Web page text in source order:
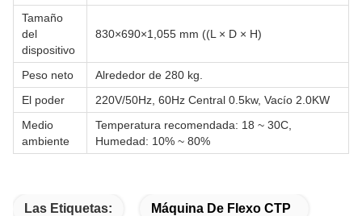
Tamaño
del
dispositivo
830×690×1,055 mm ((L × D × H)
Peso neto
Alrededor de 280 kg.
El poder
220V/50Hz, 60Hz Central 0.5kw, Vacío 2.0KW
Medio
ambiente
Temperatura recomendada: 18 ~ 30C,
Humedad: 10% ~ 80%
Las Etiquetas: Máquina De Flexo CTP